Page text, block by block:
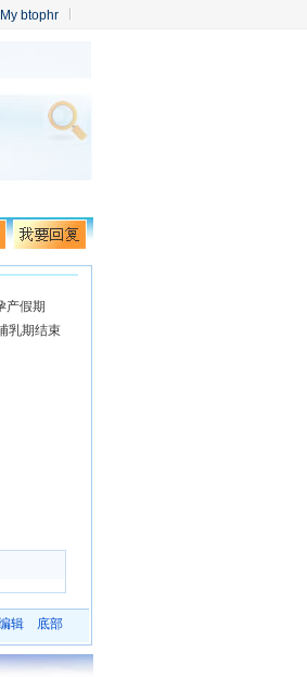
My btophr
产假期
乳期结束
辑 底部